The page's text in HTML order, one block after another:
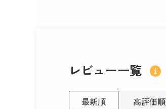
レビュー一覧
最新順 高評価順